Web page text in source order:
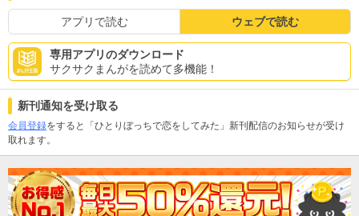
アプリで読む ウェブで読む
専用アプリのダウンロード
サクサクまんがを読めて多機能！
新刊通知を受け取る
会員登録をすると「ひとりぼっちで恋をしてみた」新刊配信のお知らせが受け
取れます。